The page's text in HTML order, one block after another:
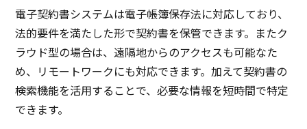
電子契約書システムは電子帳簿保存法に対応しており、
法的要件を満たした形で契約書を保管できます。またク
ラウド型の場合は、遠隔地からのアクセスも可能なた
め、リモートワークにも対応できます。加えて契約書の
検索機能を活用することで、必要な情報を短時間で特定
できます。